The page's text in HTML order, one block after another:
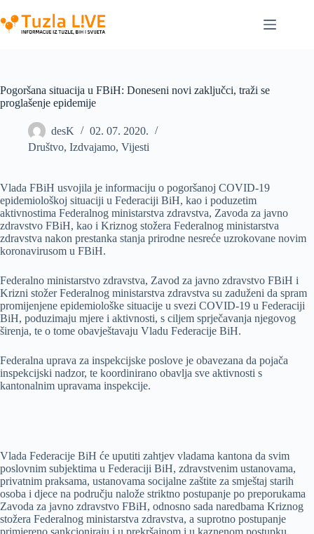
to
content
Pogoršana situacija u FBiH: Doneseni novi zaključci, traži se
proglašenje epidemije
desK
02. 07. 2020.
Društvo, Izdvajamo, Vijesti
Vlada FBiH usvojila je informaciju o pogoršanoj COVID-19
epidemiološkoj situaciji u Federaciji BiH, kao i poduzetim
aktivnostima Federalnog ministarstva zdravstva, Zavoda za javno
zdravstvo FBiH, kao i Kriznog stožera Federalnog ministarstva
zdravstva nakon prestanka stanja prirodne nesreće uzrokovane novim
koronavirusom u FBiH.
Federalno ministarstvo zdravstva, Zavod za javno zdravstvo FBiH i
Krizni stožer Federalnog ministarstva zdravstva su zaduženi da spram
promijenjene epidemiološke situacije u svezi COVID-19 u Federaciji
BiH, poduzimaju mjere i aktivnosti, s ciljem sprječavanja njegovog
širenja, te o tome obavještavaju Vladu Federacije BiH.
Federalna uprava za inspekcijske poslove je obavezana da pojača
inspekcijski nadzor, te koordinirano obavlja sve aktivnosti s
kantonalnim upravama inspekcije.
Vlada Federacije BiH će uputiti zahtjev vladama kantona da svim
poslovnim subjektima u Federaciji BiH, zdravstvenim ustanovama,
privatnim praksama, ustanovama socijalne zaštite za smještaj starih
osoba i djece na području nalože striktno postupanje po preporukama
Zavoda za javno zdravstvo FBiH, odnosno sada naredbama Kriznog
stožera Federalnog ministarstva zdravstva, a suprotno postupanje
primjereno sankcioniraju i u prekršajnom i u kaznenom postupku.